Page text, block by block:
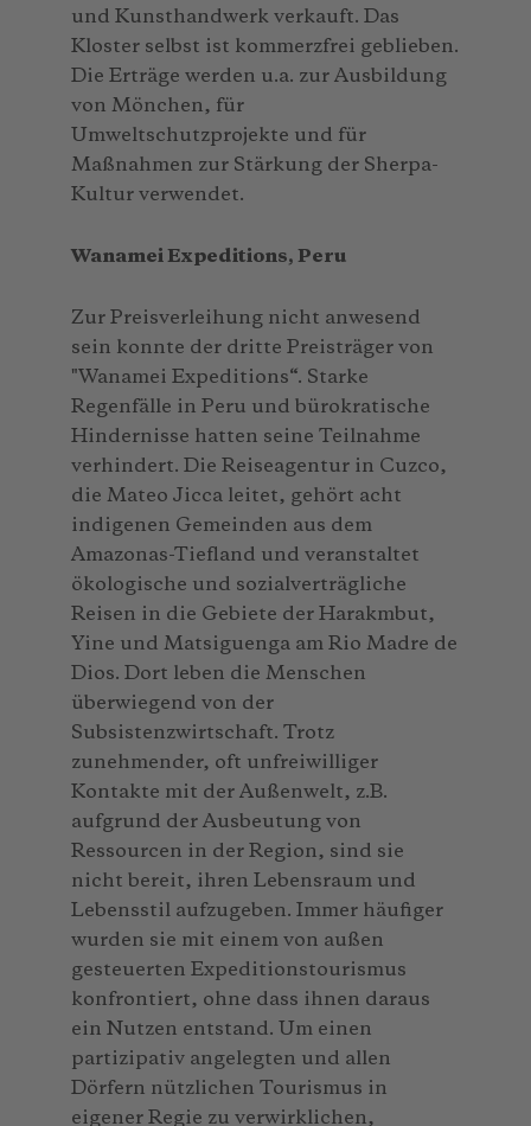
und Kunsthandwerk verkauft. Das
Kloster selbst ist kommerzfrei geblieben.
Die Erträge werden u.a. zur Ausbildung
von Mönchen, für
Umweltschutzprojekte und für
Maßnahmen zur Stärkung der Sherpa-
Kultur verwendet.
Wanamei Expeditions, Peru
Zur Preisverleihung nicht anwesend
sein konnte der dritte Preisträger von
"Wanamei Expeditions“. Starke
Regenfälle in Peru und bürokratische
Hindernisse hatten seine Teilnahme
verhindert. Die Reiseagentur in Cuzco,
die Mateo Jicca leitet, gehört acht
indigenen Gemeinden aus dem
Amazonas-Tiefland und veranstaltet
ökologische und sozialverträgliche
Reisen in die Gebiete der Harakmbut,
Yine und Matsiguenga am Rio Madre de
Dios. Dort leben die Menschen
überwiegend von der
Subsistenzwirtschaft. Trotz
zunehmender, oft unfreiwilliger
Kontakte mit der Außenwelt, z.B.
aufgrund der Ausbeutung von
Ressourcen in der Region, sind sie
nicht bereit, ihren Lebensraum und
Lebensstil aufzugeben. Immer häufiger
wurden sie mit einem von außen
gesteuerten Expeditionstourismus
konfrontiert, ohne dass ihnen daraus
ein Nutzen entstand. Um einen
partizipativ angelegten und allen
Dörfern nützlichen Tourismus in
eigener Regie zu verwirklichen,